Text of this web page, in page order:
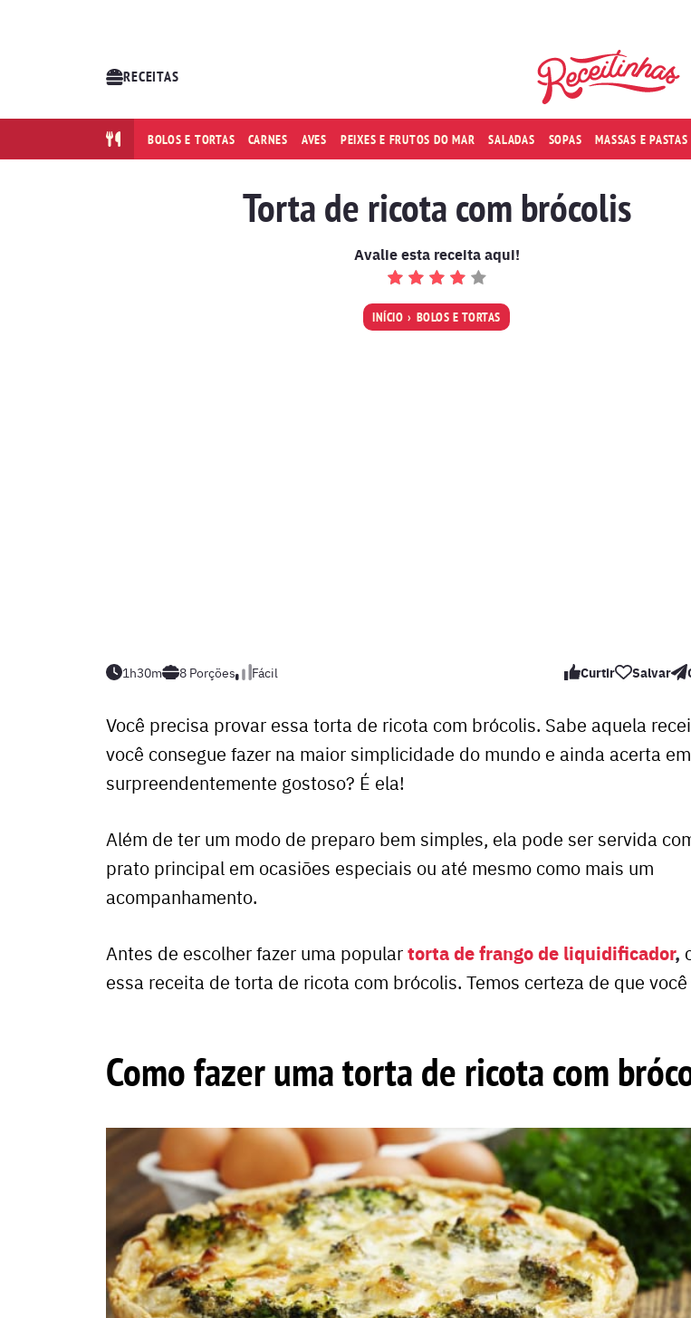
RECEITAS
BOLOS E TORTAS CARNES AVES PEIXES E FRUTOS DO MAR SALADAS SOPAS MASSAS E PASTAS
Torta de ricota com brócolis
Avalie esta receita aqui!
INÍCIO BOLOS E TORTAS
1h30m 8 Porções Fácil Curtir Salvar
Você precisa provar essa torta de ricota com brócolis. Sabe aquela
você consegue fazer na maior simplicidade do mundo e ainda acerta
surpreendentemente gostoso? É ela!
Além de ter um modo de preparo bem simples, ela pode ser servida
prato principal em ocasiões especiais ou até mesmo como mais um
acompanhamento.
Antes de escolher fazer uma populartorta de frango de liquidificador,
essa receita de torta de ricota com brócolis. Temos certeza de que você
Como fazer uma torta de ricota com